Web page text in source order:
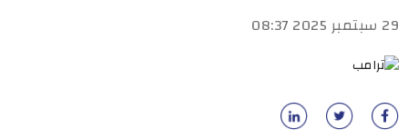
29 سبتمبر 2025 08:37